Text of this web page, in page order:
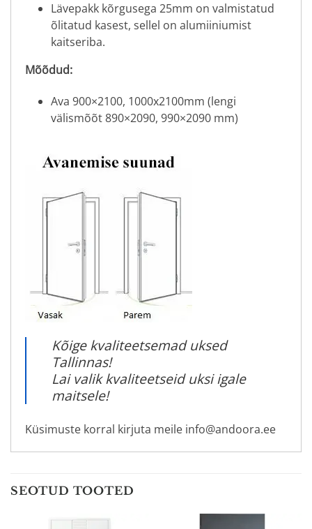
Lävepakk kõrgusega 25mm on valmistatud
õlitatud kasest, sellel on alumiiniumist
kaitseriba.
Mõõdud:
Ava 900×2100, 1000x2100mm (lengi
välismõõt 890×2090, 990×2090 mm)
Kõige kvaliteetsemad uksed
Tallinnas!
Lai valik kvaliteetseid uksi igale
maitsele!
Küsimuste korral kirjuta meile info@andoora.ee
SEOTUD TOOTED